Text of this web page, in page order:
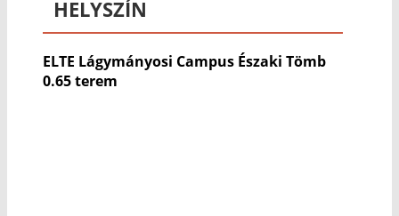
HELYSZÍN
ELTE Lágymányosi Campus Északi Tömb
0.65 terem